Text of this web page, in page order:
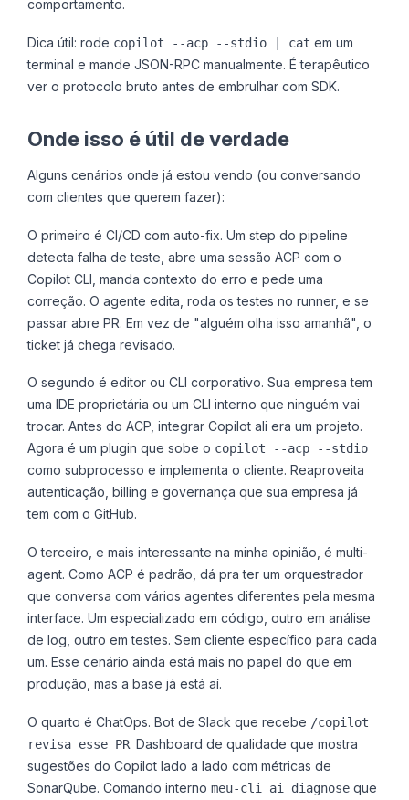
comportamento.
Dica útil: rode copilot --acp --stdio | cat em um
terminal e mande JSON-RPC manualmente. É terapêutico
ver o protocolo bruto antes de embrulhar com SDK.
Onde isso é útil de verdade
Alguns cenários onde já estou vendo (ou conversando
com clientes que querem fazer):
O primeiro é CI/CD com auto-fix. Um step do pipeline
detecta falha de teste, abre uma sessão ACP com o
Copilot CLI, manda contexto do erro e pede uma
correção. O agente edita, roda os testes no runner, e se
passar abre PR. Em vez de "alguém olha isso amanhã", o
ticket já chega revisado.
O segundo é editor ou CLI corporativo. Sua empresa tem
uma IDE proprietária ou um CLI interno que ninguém vai
trocar. Antes do ACP, integrar Copilot ali era um projeto.
Agora é um plugin que sobe o copilot --acp --stdio
como subprocesso e implementa o cliente. Reaproveita
autenticação, billing e governança que sua empresa já
tem com o GitHub.
O terceiro, e mais interessante na minha opinião, é multi-
agent. Como ACP é padrão, dá pra ter um orquestrador
que conversa com vários agentes diferentes pela mesma
interface. Um especializado em código, outro em análise
de log, outro em testes. Sem cliente específico para cada
um. Esse cenário ainda está mais no papel do que em
produção, mas a base já está aí.
O quarto é ChatOps. Bot de Slack que recebe /copilot
revisa esse PR. Dashboard de qualidade que mostra
sugestões do Copilot lado a lado com métricas de
SonarQube. Comando interno meu-cli ai diagnose que